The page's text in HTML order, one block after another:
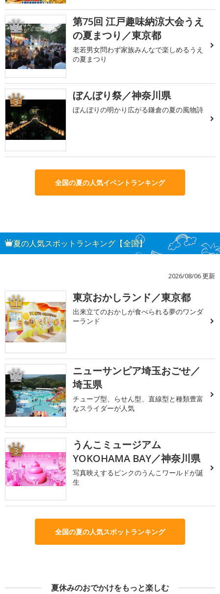
2
第75回 江戸趣味納涼大会うえ
の夏まつり／東京都
老若男女問わず家族みんなで楽しめるうえ
の夏まつり
3 ぼんぼり祭／神奈川県
ぼんぼりの明かり広がる鎌倉の夏の風物詩
全国の夏の人気イベントランキング
夏の人気スポットランキング【全国】
2026/08/06 更新
1 東京おかしランド／東京都
出来立てのおかしが食べられる夢のワンダ
ーランド
2
ニューサンピア埼玉おごせ／
埼玉県
チューブ型、らせん型、直線型と種類豊富
なスライダーが人気
3
うんこミュージアム
YOKOHAMA BAY／神奈川県
写真映えするピンクのうんこワールドが誕
生
全国の夏の人気スポットランキング
夏休みのおでかけをもっと楽しむ